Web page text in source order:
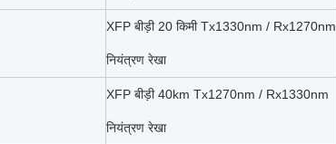
XFP बीड़ी 20 किमी Tx1330nm / Rx1270nm
नियंत्रण रेखा
XFP बीड़ी 40km Tx1270nm / Rx1330nm
नियंत्रण रेखा